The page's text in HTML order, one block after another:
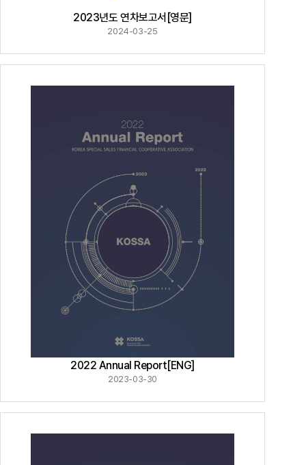
2023년도 연차보고서[영문]
2024-03-25
2022 Annual Report[ENG]
2023-03-30